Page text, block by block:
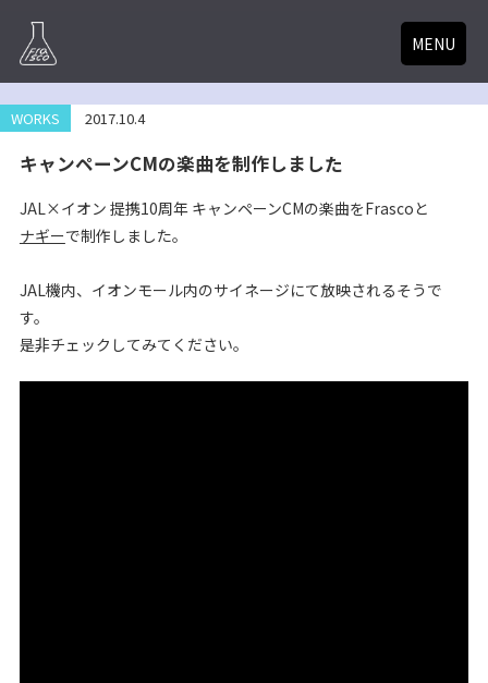
MENU
WORKS 2017.10.4
キャンペーンCMの楽曲を制作しました
JAL×イオン 提携10周年 キャンペーンCMの楽曲をFrascoと
ナギーで制作しました。
JAL機内、イオンモール内のサイネージにて放映されるそうで
す。
是非チェックしてみてください。